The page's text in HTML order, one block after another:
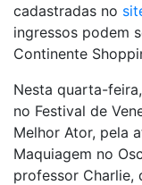
cadastradas no
ingressos podem
Continente
Nesta quarta-feira,
no Festival de
Melhor Ator, pela
Maquiagem no
professor Charlie,